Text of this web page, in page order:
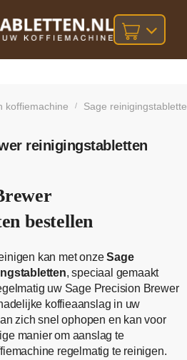
besteld,
bij orders
koffiemachine / Sage
reinigingstabletten
bestellen
kan met onzeSage
, speciaal gemaakt
uw Sage Precision Brewer
koffieaanslag in uw
zich snel ophopen en kan voor
manier om aanslag te
regelmatig te reinigen.